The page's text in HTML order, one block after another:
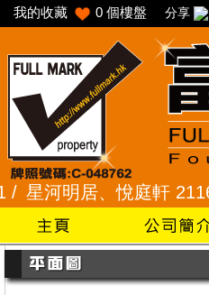
我的收藏 0 個樓盤 分享
明居、悅庭軒 2116